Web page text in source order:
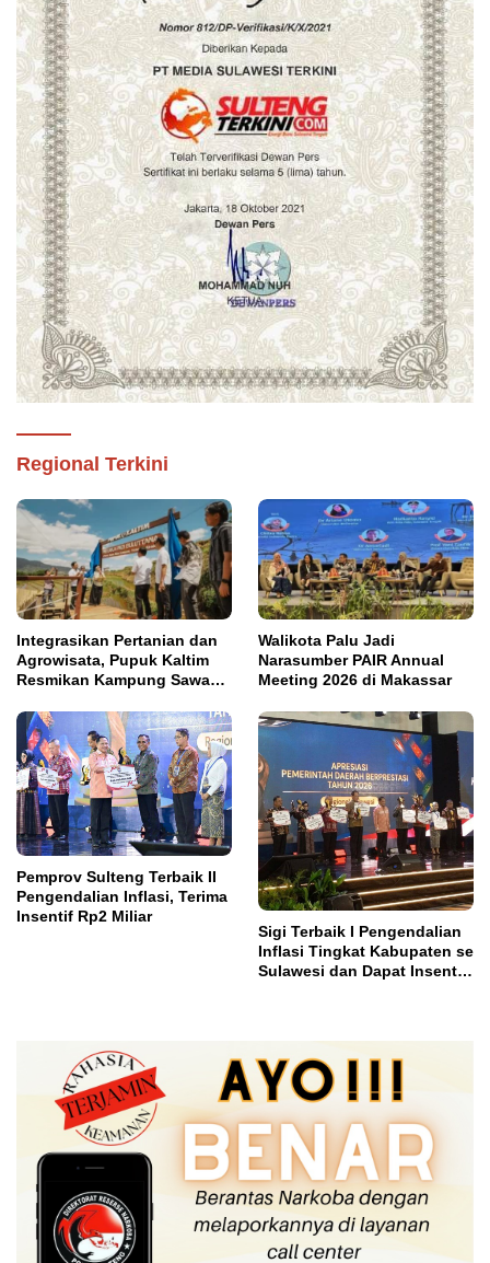
Regional Terkini
Integrasikan Pertanian dan
Agrowisata, Pupuk Kaltim
Resmikan Kampung Sawah
Walikota Palu Jadi
Narasumber PAIR Annual
Meeting 2026 di Makassar
Pemprov Sulteng Terbaik II
Pengendalian Inflasi, Terima
Insentif Rp2 Miliar
Sigi Terbaik I Pengendalian
Inflasi Tingkat Kabupaten se
Sulawesi dan Dapat Insentif